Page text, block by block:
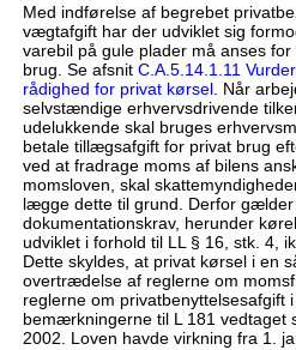
Med indførelse af begrebet
vægtafgift har der udviklet sig
varebil på gule plader må anses
brug. Se afsnit C.A.5.14.1.11
rådighed for privat kørsel. Når
selvstændige erhvervsdrivende
udelukkende skal bruges
betale tillægsafgift for privat brug
ved at fradrage moms af bilens
momsloven, skal
lægge dette til grund. Derfor gælder
dokumentationskrav, herunder
udviklet i forhold til LL § 16, stk. 4,
Dette skyldes, at privat kørsel i en
overtrædelse af reglerne om
reglerne om privatbenyttelsesafgift
bemærkningerne til L 181 vedtaget
2002. Loven havde virkning fra 1.